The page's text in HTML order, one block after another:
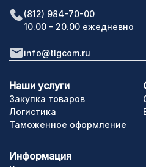
(812) 984-70-00
10.00 - 20.00 ежедневно
info@tlgcom.ru
Закупка товаров
Наши услуги
Логистика
Таможенное оформление
Информация